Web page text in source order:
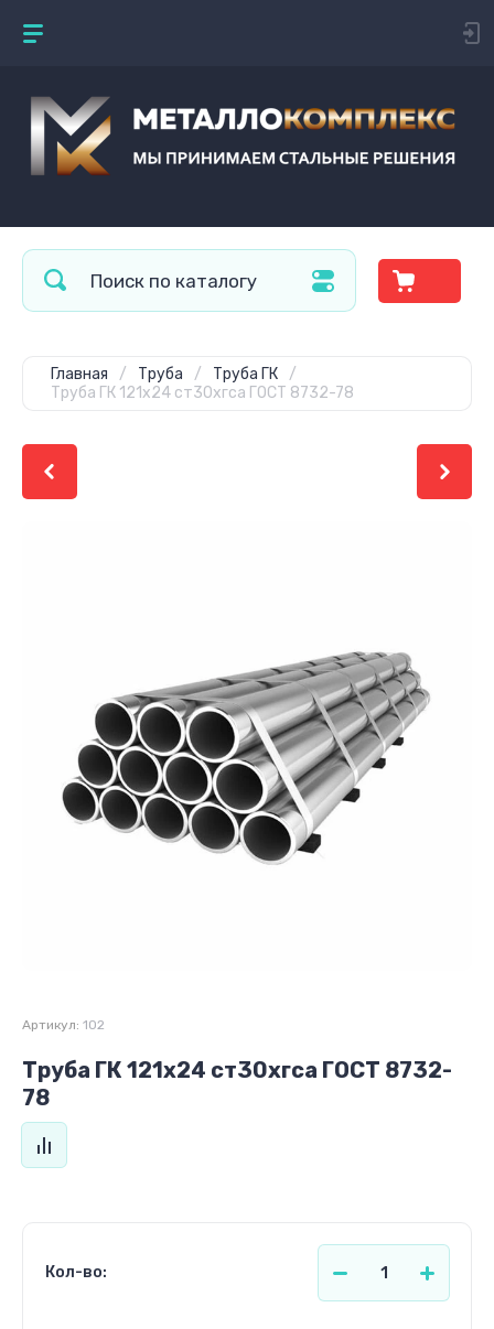
Главная / Труба / Труба ГК
/
Труба ГК 121х24 ст30хгса ГОСТ 8732-78
Артикул: 102
Труба ГК 121х24 ст30хгса ГОСТ 8732-
78
Кол-во: